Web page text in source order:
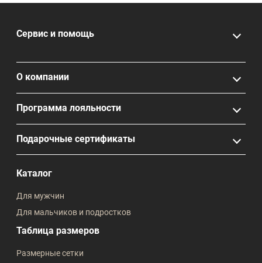
Сервис и помощь
О компании
Программа лояльности
Подарочные сертификаты
Каталог
Для мужчин
Для мальчиков и подростков
Таблица размеров
Размерные сетки